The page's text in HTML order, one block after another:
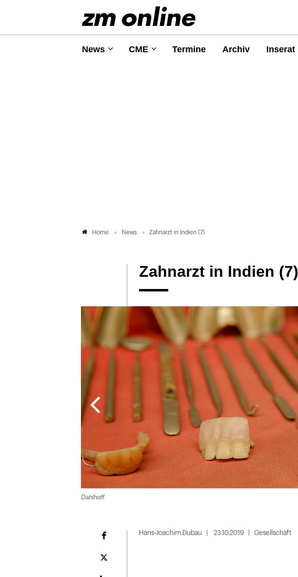
News CME Termine Archiv Inserat
Home News Zahnarzt in Indien (7)
Zahnarzt in Indien (7)
Dahlhoff
Plattform
Hans-Joachim Dubau 23.10.2019 Gesellschaft